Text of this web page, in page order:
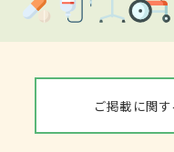
ご掲載に関